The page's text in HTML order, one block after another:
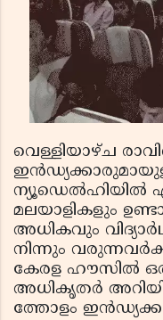
വെള്ളിയാഴ്ച
ന്യൂഡെല്‍ഹിയില്‍
മലയാളികളും
അധികവും
നിന്നും
കേരള ഹൗസില്‍
അധികൃതര്‍
ത്തോളം